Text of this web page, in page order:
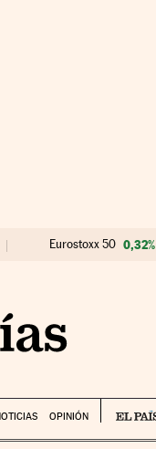
Eurostoxx 50 0,32%
OPINIÓN